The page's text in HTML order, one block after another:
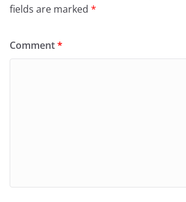
fields are marked *
Comment*